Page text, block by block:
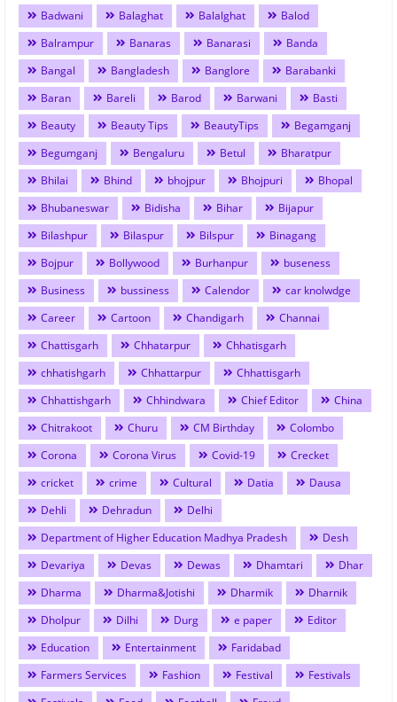
Badwani
Balaghat Balalghat
Balod
Balrampur
Banaras Banarasi
Banda
Bangal
Bangladesh Banglore
Barabanki
Baran
Bareli Barod Barwani
Basti
Beauty
Beauty Tips BeautyTips
Begamganj
Begumganj
Bengaluru Betul
Bharatpur
Bhilai
Bhind bhojpur Bhojpuri
Bhopal
Bhubaneswar
Bidisha Bihar
Bijapur
Bilashpur
Bilaspur Bilspur
Binagang
Bojpur
Bollywood Burhanpur
buseness
Business
bussiness Calendor
car knolwdge
Career
Cartoon Chandigarh
Channai
Chattisgarh
Chhatarpur
Chhatisgarh
chhatishgarh
Chhattarpur
Chhattisgarh
Chhattishgarh
Chhindwara Chief Editor
China
Chitrakoot
Churu CM Birthday
Colombo
Corona
Corona Virus Covid-19
Crecket
cricket
crime Cultural Datia
Dausa
Dehli
Dehradun
Delhi
Department of Higher Education Madhya Pradesh
Desh
Devariya
Devas Dewas Dhamtari
Dhar
Dharma
Dharma&Jotishi Dharmik
Dharnik
Dholpur
Dilhi Durg e paper
Editor
Education
Entertainment
Faridabad
Farmers Services
Fashion Festival
Festivals